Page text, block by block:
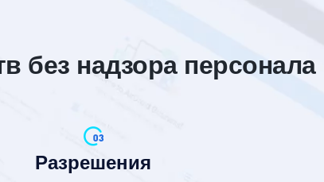
без надзора персонала
Разрешения